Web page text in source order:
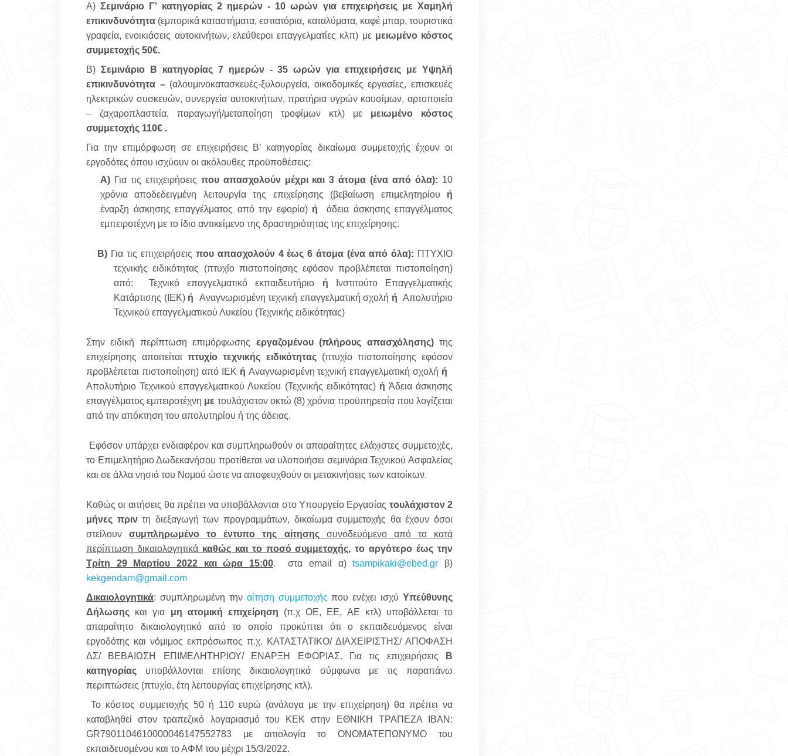
Α)Σεμινάριο Γ’ κατηγορίας 2 ημερών - 10 ωρών για επιχειρήσεις με Χαμηλή
επικινδυνότητα (εμπορικά καταστήματα, εστιατόρια, καταλύματα, καφέ μπαρ, τουριστικά
γραφεία, ενοικιάσεις αυτοκινήτων, ελεύθεροι επαγγελματίες κλπ) με μειωμένο κόστος
συμμετοχής 50€.
Β) Σεμινάριο Β κατηγορίας 7 ημερών - 35 ωρών για επιχειρήσεις με Υψηλή
επικινδυνότητα –(αλουμινοκατασκευές-ξυλουργεία, οικοδομικές εργασίες, επισκευές
ηλεκτρικών συσκευών, συνεργεία αυτοκινήτων, πρατήρια υγρών καυσίμων, αρτοποιεία
– ζαχαροπλαστεία, παραγωγή/μεταποίηση τροφίμων κτλ) με μειωμένο κόστος
συμμετοχής 110€ .
Για την επιμόρφωση σε επιχειρήσεις Β’ κατηγορίας δικαίωμα συμμετοχής έχουν οι
εργοδότες όπου ισχύουν οι ακόλουθες προϋποθέσεις:
Α) Για τις επιχειρήσεις που απασχολούν μέχρι και 3 άτομα (ένα από όλα): 10
χρόνια αποδεδειγμένη λειτουργία της επιχείρησης (βεβαίωση επιμελητηρίου ή
έναρξη άσκησης επαγγέλματος από την εφορία) ή
άδεια άσκησης επαγγέλματος
εμπειροτέχνη με το ίδιο αντικείμενο της δραστηριότητας της επιχείρησης.
Β) Για τις επιχειρήσεις που απασχολούν 4 έως 6 άτομα (ένα από όλα): ΠΤΥΧΙΟ
τεχνικής ειδικότητας (πτυχίο πιστοποίησης εφόσον προβλέπεται πιστοποίηση)
από:
Τεχνικό επαγγελματικό εκπαιδευτήριο ή
Ινστιτούτο Επαγγελματικής
Κατάρτισης (ΙΕΚ) ή Αναγνωρισμένη τεχνική επαγγελματική σχολή ή Απολυτήριο
Τεχνικού επαγγελματικού Λυκείου (Τεχνικής ειδικότητας)
Στην ειδική περίπτωση επιμόρφωσης εργαζομένου (πλήρους απασχόλησης)της
επιχείρησης απαιτείταιπτυχίο τεχνικής ειδικότητας(πτυχίο πιστοποίησης εφόσον
προβλέπεται πιστοποίηση) από ΙΕΚ ή Αναγνωρισμένη τεχνική επαγγελματική σχολή ή
Απολυτήριο Τεχνικού επαγγελματικού Λυκείου (Τεχνικής ειδικότητας) ή Άδεια άσκησης
επαγγέλματος εμπειροτέχνη με τουλάχιστον οκτώ (8) χρόνια προϋπηρεσία που λογίζεται
από την απόκτηση του απολυτηρίου ή της άδειας.
Εφόσον υπάρχει ενδιαφέρον και συμπληρωθούν οι απαραίτητες ελάχιστες συμμετοχές,
το Επιμελητήριο Δωδεκανήσου προτίθεται να υλοποιήσει σεμινάρια Τεχνικού Ασφαλείας
και σε άλλα νησιά του Νομού ώστε να αποφευχθούν οι μετακινήσεις των κατοίκων.
Καθώς οι αιτήσεις θα πρέπει να υποβάλλονται στο Υπουργείο Εργασίας τουλάχιστον 2
μήνες πριντη διεξαγωγή των προγραμμάτων, δικαίωμα συμμετοχής θα έχουν όσοι
στείλουνσυμπληρωμένο το έντυπο της αίτησηςσυνοδευόμενο από τα κατά
περίπτωση δικαιολογητικά καθώς και το ποσό συμμετοχής, το αργότερο έως την
Τρίτη 29 Μαρτίου 2022 και ώρα 15:00. σταemail α)tsampikaki@ebed.gr
β)
kekgendam@gmail .com
Δικαιολογητικά: συμπληρωμένη την αίτηση συμμετοχής πουενέχει ισχύ Υπεύθυνης
Δήλωσης και για μη ατομική επιχείρηση (π.χ ΟΕ, ΕΕ, ΑΕ κτλ) υποβάλλεται το
απαραίτητο δικαιολογητικό από το οποίο προκύπτει ότι ο εκπαιδευόμενος είναι
εργοδότης και νόμιμος εκπρόσωπος π.χ. ΚΑΤΑΣΤΑΤΙΚΟ/ ΔΙΑΧΕΙΡΙΣΤΗΣ/ ΑΠΟΦΑΣΗ
ΔΣ/ ΒΕΒΑΙΩΣΗ ΕΠΙΜΕΛΗΤΗΡΙΟΥ/ ΕΝΑΡΞΗ ΕΦΟΡΙΑΣ. Για τις επιχειρήσεις
Β
κατηγορίας υποβάλλονται επίσης δικαιολογητικά σύμφωνα με τις παραπάνω
περιπτώσεις (πτυχίο, έτη λειτουργίας επιχείρησης κτλ).
Το κόστος συμμετοχής 50 ή 110 ευρώ (ανάλογα με την επιχείρηση) θα πρέπει να
καταβληθεί στον τραπεζικό λογαριασμό του ΚΕΚ στην ΕΘΝΙΚΗ ΤΡΑΠΕΖΑ IBAN:
GR7901104610000046147552783 με αιτιολογία το ΟΝΟΜΑΤΕΠΩΝΥΜΟ του
εκπαιδευομένου και το ΑΦΜ του μέχρι 15/3/2022.